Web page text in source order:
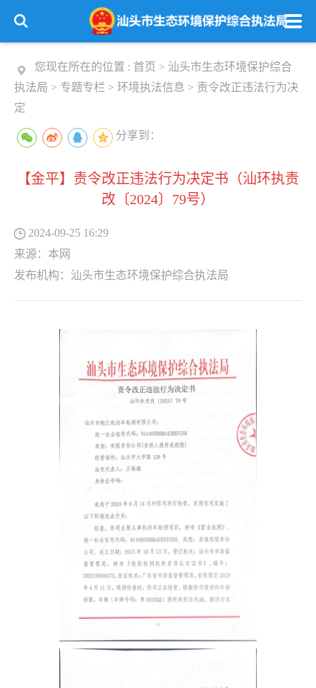
您现在所在的位置 : 首页 > 汕头市生态环境保护综合
执法局 > 专题专栏 > 环境执法信息 > 责令改正违法行为决
定
分享到：
【金平】责令改正违法行为决定书（汕环执责
改〔2024〕79号）
2024-09-25 16:29
来源： 本网
发布机构： 汕头市生态环境保护综合执法局